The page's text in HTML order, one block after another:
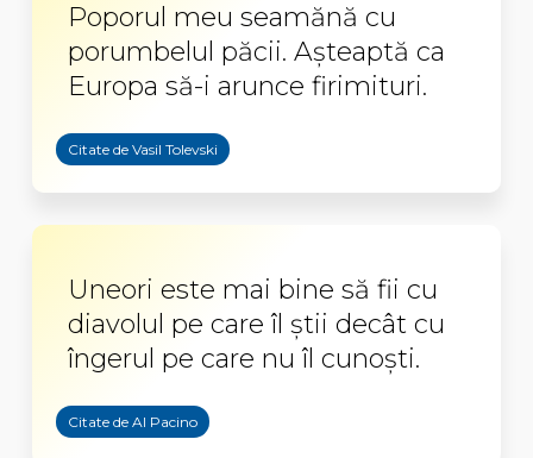
Poporul meu seamănă cu
porumbelul păcii. Aşteaptă ca
Europa să-i arunce firimituri.
Citate de Vasil Tolevski
Uneori este mai bine să fii cu
diavolul pe care îl ştii decât cu
îngerul pe care nu îl cunoşti.
Citate de Al Pacino